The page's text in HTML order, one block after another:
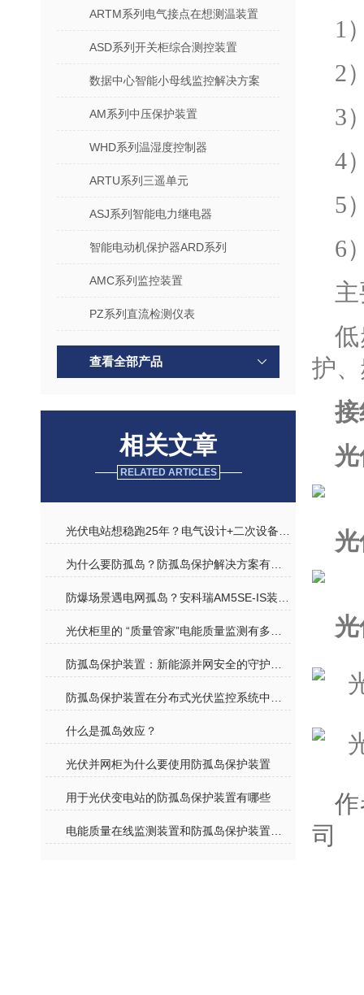
ARTM系列电气接点在想测温装置
ASD系列开关柜综合测控装置
数据中心智能小母线监控解决方案
AM系列中压保护装置
WHD系列温湿度控制器
ARTU系列三遥单元
ASJ系列智能电力继电器
智能电动机保护器ARD系列
AMC系列监控装置
PZ系列直流检测仪表
查看全部产品
相关文章
RELATED ARTICLES
​什么是孤岛效应？
光伏并网柜为什么要使用防孤岛保护装置
用于光伏变电站的防孤岛保护装置有哪些
1
2
3
4
5
6
护
司